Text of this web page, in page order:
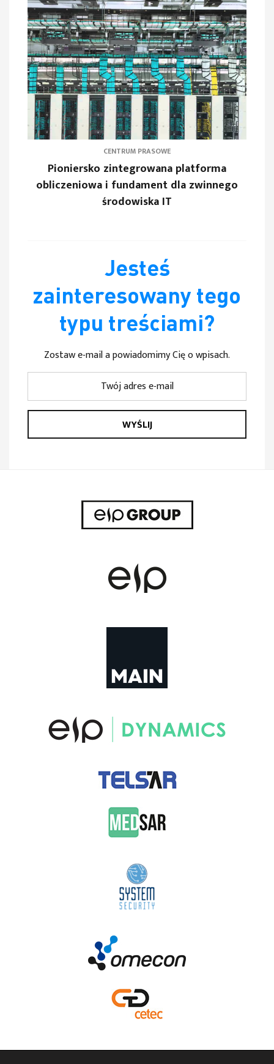
CENTRUM PRASOWE
Pioniersko zintegrowana platforma
obliczeniowa i fundament dla zwinnego
środowiska IT
Jesteś
zainteresowany tego
typu treściami?
Zostaw e-mail a powiadomimy Cię o wpisach.
WYŚLIJ